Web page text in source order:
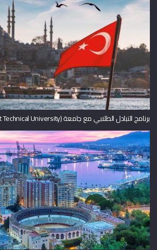
برنامج التبادل الطلابي مع جامعة (Middle East Technical University) في تركيا